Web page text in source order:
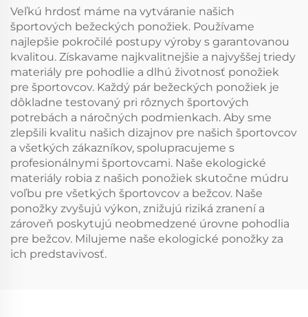
Veľkú hrdosť máme na vytváranie našich
športových bežeckých ponožiek. Používame
najlepšie pokročilé postupy výroby s garantovanou
kvalitou. Získavame najkvalitnejšie a najvyššej triedy
materiály pre pohodlie a dlhú životnosť ponožiek
pre športovcov. Každý pár bežeckých ponožiek je
dôkladne testovaný pri rôznych športových
potrebách a náročných podmienkach. Aby sme
zlepšili kvalitu našich dizajnov pre našich športovcov
a všetkých zákazníkov, spolupracujeme s
profesionálnymi športovcami. Naše ekologické
materiály robia z našich ponožiek skutočne múdru
voľbu pre všetkých športovcov a bežcov. Naše
ponožky zvyšujú výkon, znižujú riziká zranení a
zároveň poskytujú neobmedzené úrovne pohodlia
pre bežcov. Milujeme naše ekologické ponožky za
ich predstavivosť.